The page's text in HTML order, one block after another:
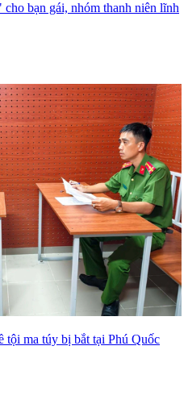
bạn gái, nhóm thanh niên lĩnh
ma túy bị bắt tại Phú Quốc